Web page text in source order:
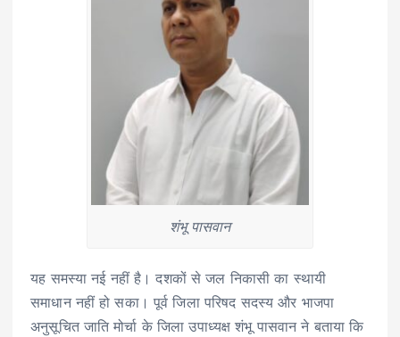
शंभू पासवान
यह समस्या नई नहीं है। दशकों से जल निकासी का स्थायी
समाधान नहीं हो सका। पूर्व जिला परिषद सदस्य और भाजपा
अनुसूचित जाति मोर्चा के जिला उपाध्यक्ष शंभू पासवान ने बताया कि